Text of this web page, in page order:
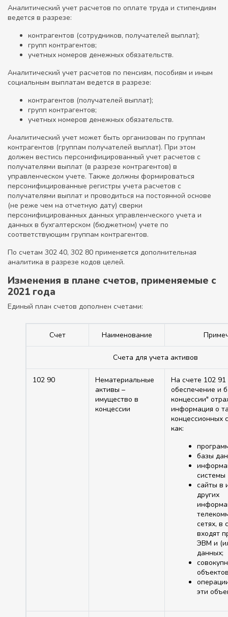
Аналитический учет расчетов по оплате труда и стипендиям
ведется в разрезе:
контрагентов (сотрудников, получателей выплат);
групп контрагентов;
учетных номеров денежных обязательств.
Аналитический учет расчетов по пенсиям, пособиям и иным
социальным выплатам ведется в разрезе:
контрагентов (получателей выплат);
групп контрагентов;
учетных номеров денежных обязательств.
Аналитический учет может быть организован по группам
контрагентов (группам получателей выплат). При этом
должен вестись персонифицированный учет расчетов с
получателями выплат (в разрезе контрагентов) в
управленческом учете. Также должны формироваться
персонифицированные регистры учета расчетов с
получателями выплат и проводиться на постоянной основе
(не реже чем на отчетную дату) сверки
персонифицированных данных управленческого учета и
данных в бухгалтерском (бюджетном) учете по
соответствующим группам контрагентов.
По счетам 302 40, 302 80 применяется дополнительная
аналитика в разрезе кодов целей.
Изменения в плане счетов, применяемые с
2021 года
Единый план счетов дополнен счетами:
Счет Наименование
Счета для учета активов
102 90
Нематериальные
активы –
имущество в
концессии
На счете 102
обеспечение и
концессии"
информация о
концессионных
как:
базы
системы
сайты в
других
сетях, в
входят
ЭВМ и
данных;
эти